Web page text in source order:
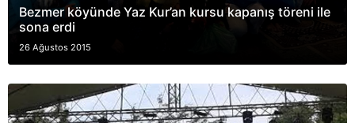
Bezmer köyünde Yaz Kur’an kursu kapanış töreni ile
sona erdi
26 Ağustos 2015